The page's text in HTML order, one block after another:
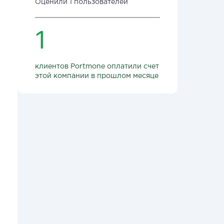
Оценили 1 пользователей
1
клиентов Portmone оплатили счет
этой компании в прошлом месяце